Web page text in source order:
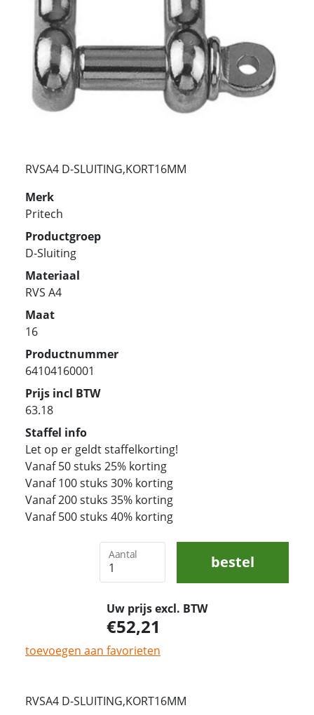
RVSA4 D-SLUITING,KORT16MM
Merk
Pritech
Productgroep
D-Sluiting
Materiaal
RVS A4
Maat
16
Productnummer
64104160001
Prijs incl BTW
63.18
Staffel info
Let op er geldt staffelkorting!
Vanaf 50 stuks 25% korting
Vanaf 100 stuks 30% korting
Vanaf 200 stuks 35% korting
Vanaf 500 stuks 40% korting
Aantal bestel
Uw prijs excl. BTW
52,21
toevoegen aan favorieten
RVSA4 D-SLUITING,KORT16MM